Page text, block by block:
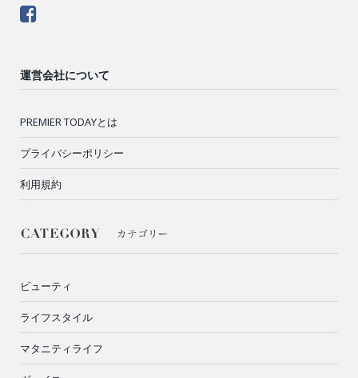
運営会社について
PREMIER TODAYとは
プライバシーポリシー
利用規約
ビューティ
ライフスタイル
マタニティライフ